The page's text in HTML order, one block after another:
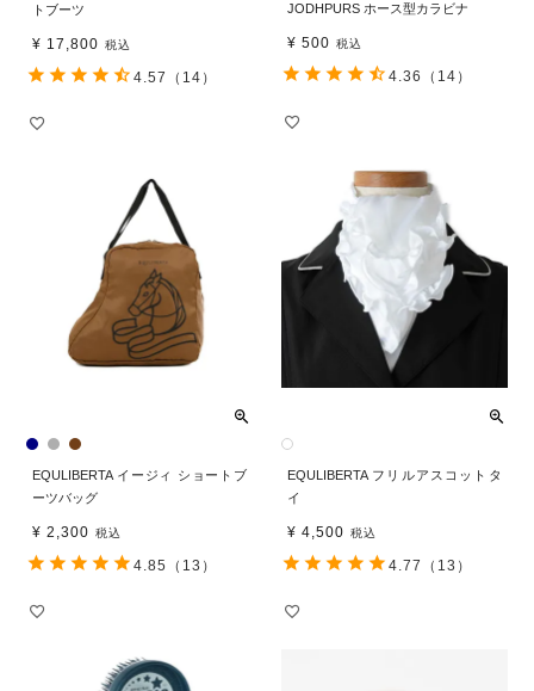
トブーツ
¥ 17,800 税込
4.57 （14）
JODHPURS ホース型カラビナ
¥ 500 税込
4.36 （14）
EQULIBERTA イージィ ショートブ
ーツバッグ
¥ 2,300 税込
4.85 （13）
EQULIBERTA フリルアスコットタ
イ
¥ 4,500 税込
4.77 （13）